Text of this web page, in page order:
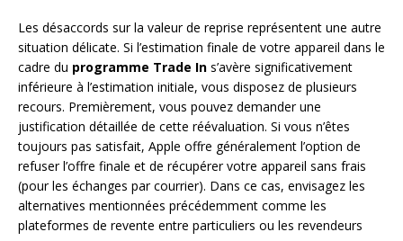
Les désaccords sur la valeur de reprise représentent une autre
situation délicate. Si l’estimation finale de votre appareil dans le
cadre du programme Trade In s’avère significativement
inférieure à l’estimation initiale, vous disposez de plusieurs
recours. Premièrement, vous pouvez demander une
justification détaillée de cette réévaluation. Si vous n’êtes
toujours pas satisfait, Apple offre généralement l’option de
refuser l’offre finale et de récupérer votre appareil sans frais
(pour les échanges par courrier). Dans ce cas, envisagez les
alternatives mentionnées précédemment comme les
plateformes de revente entre particuliers ou les revendeurs